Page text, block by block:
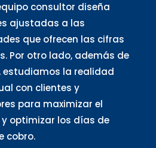
consultor diseña
ajustadas a las
que ofrecen las cifras
Por otro lado, además de
estudiamos la realidad
con clientes y
para maximizar el
y optimizar los días de
cobro.